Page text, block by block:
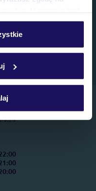
w zakładkę
cookie znajdziesz